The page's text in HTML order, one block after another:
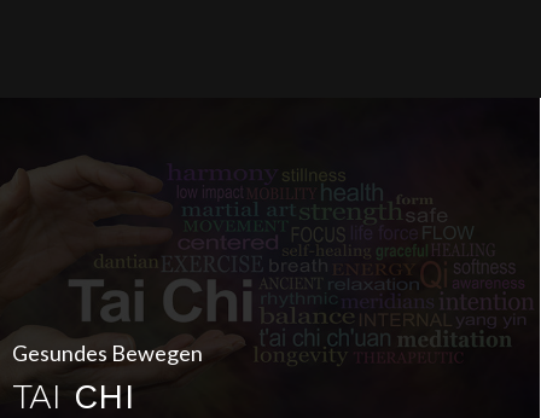
Gesundes Bewegen
TAI CHI